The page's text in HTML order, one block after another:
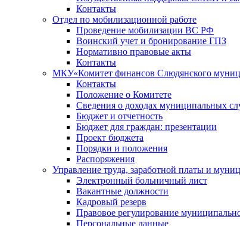
Контакты
Отдел по мобилизационной работе
Проведение мобилизации ВС РФ
Воинский учет и бронирование ГПЗ
Нормативно правовые акты
Контакты
МКУ«Комитет финансов Слюдянского
Контакты
Положение о Комитете
Сведения о доходах муниципальных
Бюджет и отчетность
Бюджет для граждан: презентации
Проект бюджета
Порядки и положения
Распоряжения
Управление труда, заработной платы и
Электронный больничный лист
Вакантные должности
Кадровый резерв
Правовое регулирование
Персональные данные